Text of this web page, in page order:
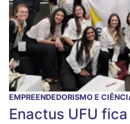
EMPREENDEDORISMO E
Enactus UFU